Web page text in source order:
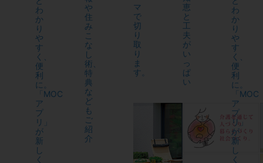
わ
か
り
や
す
く、
便
利
に。
「MOC
ア
プ
リ」
が
新
し
く
や
住
み
こ
な
し
術、
特
典
な
ど
も
ご
紹
介
マ
で
切
り
取
り
ま
す。
恵
と
工
夫
が
い
っ
ぱ
い
わ
か
り
や
す
く、
便
利
に。
「MOC
ア
プ
リ」
が
新
し
く